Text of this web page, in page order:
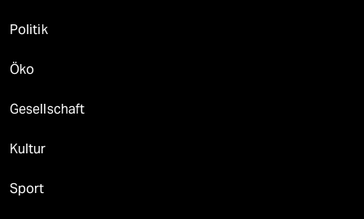
Politik
Öko
Gesellschaft
Kultur
Sport